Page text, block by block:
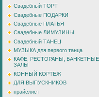
Свадебный ТОРТ
Свадебные ПОДАРКИ
Свадебные ПЛАТЬЯ
Свадебные ЛИМУЗИНЫ
Свадебный ТАНЕЦ
МУЗЫКА для первого танца
КАФЕ, РЕСТОРАНЫ, БАНКЕТНЫЕ
ЗАЛЫ
КОННЫЙ КОРТЕЖ
ДЛЯ ВЫПУСКНИКОВ
прайслист